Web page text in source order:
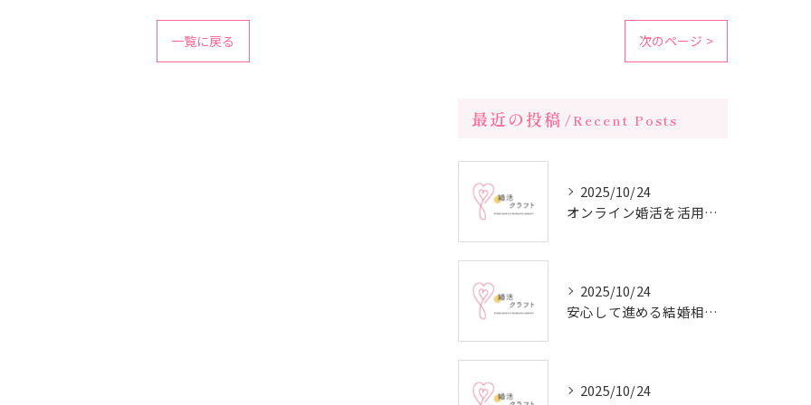
一覧に戻る 次のページ >
最近の投稿 Recent Posts
2025/10/24
オンライン婚活を活用した短期間成婚の秘訣
2025/10/24
安心して進める結婚相談所の利用法
2025/10/24